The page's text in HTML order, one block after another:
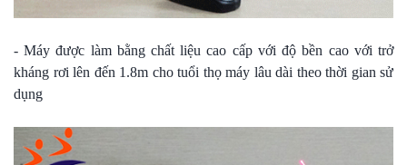
- Máy được làm bằng chất liệu cao cấp với độ bền cao với trở
kháng rơi lên đến 1.8m cho tuổi thọ máy lâu dài theo thời gian sử
dụng